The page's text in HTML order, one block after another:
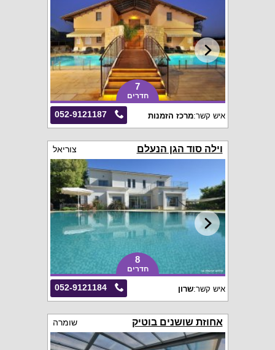
7
חדרים
052-9121187 איש קשר:מרכז הזמנות
וילה סוד הגן הנעלם צוריאל
8
חדרים
052-9121184 איש קשר:שרון
אחוזת שושנים בוטיק שומרה